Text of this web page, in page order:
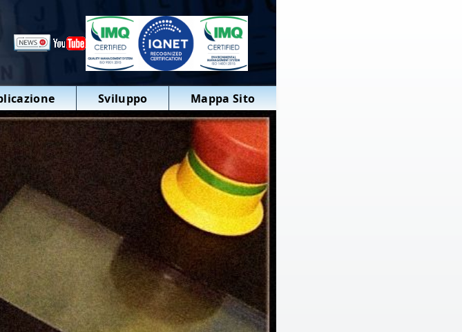
Sviluppo Mappa Sito